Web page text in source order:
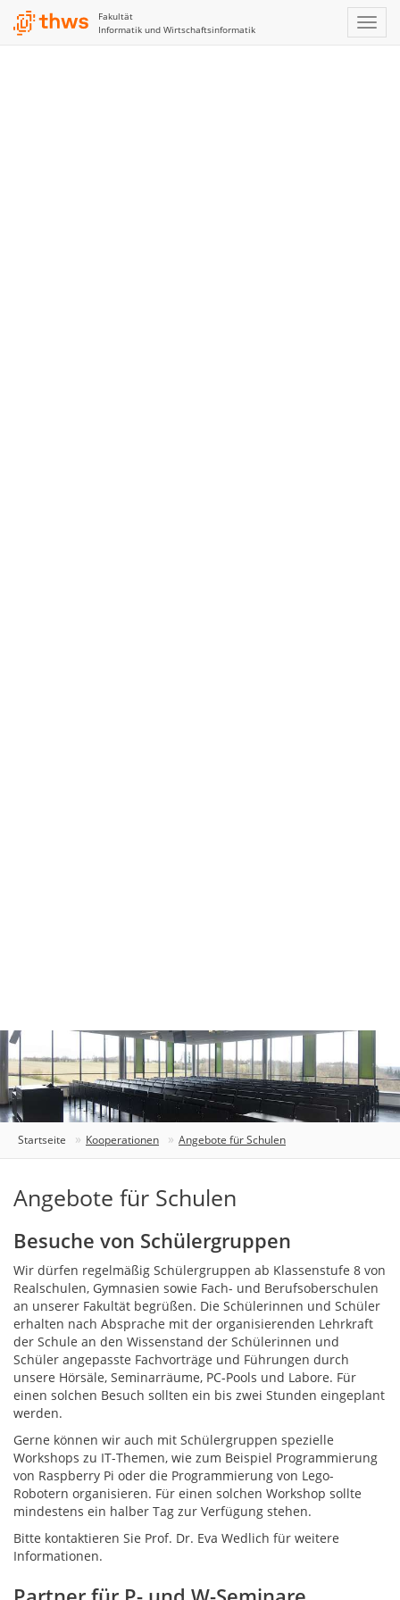
Fakultät
Informatik und Wirtschaftsinformatik
Startseite Kooperationen Angebote für Schulen
Angebote für Schulen
Besuche von Schülergruppen
Wir dürfen regelmäßig Schülergruppen ab Klassenstufe 8 von
Realschulen, Gymnasien sowie Fach- und Berufsoberschulen
an unserer Fakultät begrüßen. Die Schülerinnen und Schüler
erhalten nach Absprache mit der organisierenden Lehrkraft
der Schule an den Wissenstand der Schülerinnen und
Schüler angepasste Fachvorträge und Führungen durch
unsere Hörsäle, Seminarräume, PC-Pools und Labore. Für
einen solchen Besuch sollten ein bis zwei Stunden eingeplant
werden.
Gerne können wir auch mit Schülergruppen spezielle
Workshops zu IT-Themen, wie zum Beispiel Programmierung
von Raspberry Pi oder die Programmierung von Lego-
Robotern organisieren. Für einen solchen Workshop sollte
mindestens ein halber Tag zur Verfügung stehen.
Bitte kontaktieren Sie Prof. Dr. Eva Wedlich für weitere
Informationen.